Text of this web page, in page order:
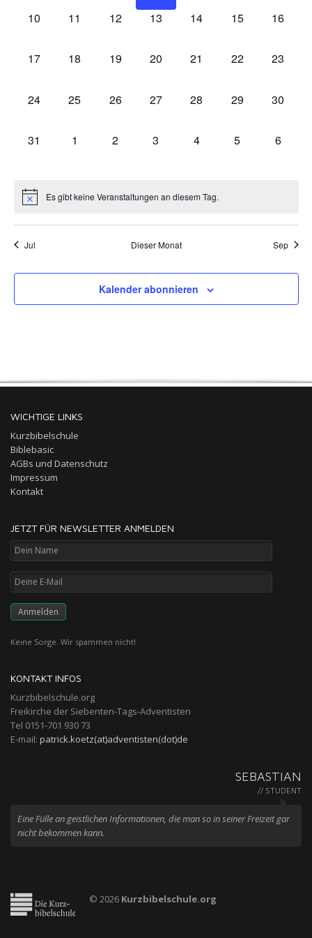
0
10
0
11
0
12
0
13
0
14
0
15
0
16
0
17
0
18
0
19
0
20
0
21
0
22
0
23
0
24
0
25
0
26
0
27
0
28
0
29
0
30
0
31
0
1
0
2
0
3
0
4
0
5
0
6
Es gibt keine Veranstaltungen an diesem Tag.
Jul Dieser Monat Sep
Kalender abonnieren
WICHTIGE LINKS
Kurzbibelschule
Biblebasic
AGBs und Datenschutz
Impressum
Kontakt
JETZT FÜR NEWSLETTER ANMELDEN
Keine Sorge. Wir spammen nicht!
KONTAKT INFOS
Kurzbibelschule.org
Freikirche der Siebenten-Tags-Adventisten
Tel 0151-701 930 73
E-mail: patrick.koetz(at)adventisten(dot)de
SEBASTIAN
// STUDENT
Eine Fülle an geistlichen Informationen, die man so in seiner Freizeit gar
nicht bekommen kann.
© 2026 Kurzbibelschule.org